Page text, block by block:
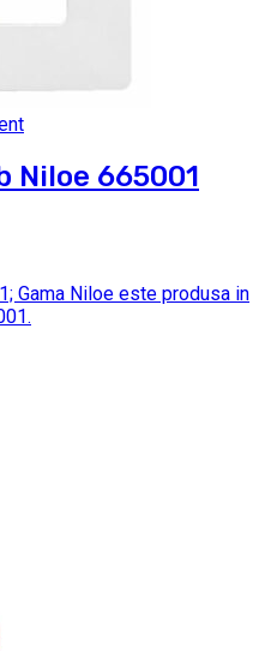
Niloe 665001
Gama Niloe este produsa in